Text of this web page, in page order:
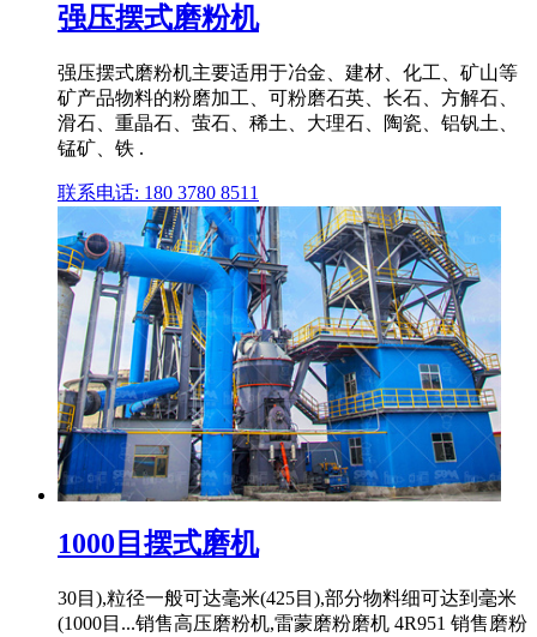
强压摆式磨粉机
强压摆式磨粉机主要适用于冶金、建材、化工、矿山等
矿产品物料的粉磨加工、可粉磨石英、长石、方解石、
滑石、重晶石、萤石、稀土、大理石、陶瓷、铝钒土、
锰矿、铁 .
联系电话: 180 3780 8511
1000目摆式磨机
30目),粒径一般可达毫米(425目),部分物料细可达到毫米
(1000目...销售高压磨粉机,雷蒙磨粉磨机 4R951 销售磨粉